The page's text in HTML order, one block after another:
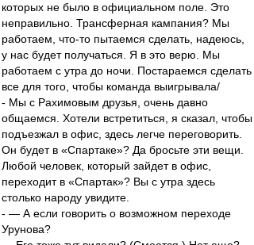
которых не было в официальном поле. Это
неправильно. Трансферная кампания? Мы
работаем, что-то пытаемся сделать, надеюсь,
у нас будет получаться. Я в это верю. Мы
работаем с утра до ночи. Постараемся сделать
все для того, чтобы команда выигрывала/
- Мы с Рахимовым друзья, очень давно
общаемся. Хотели встретиться, я сказал, чтобы
подъезжал в офис, здесь легче переговорить.
Он будет в «Спартаке»? Да бросьте эти вещи.
Любой человек, который зайдет в офис,
переходит в «Спартак»? Вы с утра здесь
столько народу увидите.
- — А если говорить о возможном переходе
Урунова?